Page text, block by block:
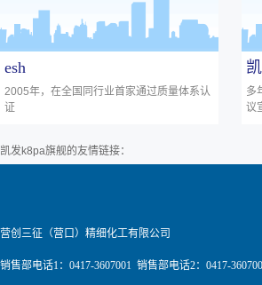
esh
2005年，在全国同行业首家通过质量体系认
证
多
议
凯发k8pa旗舰的友情链接：
营创三征（营口）精细化工有限公司
销售部电话1：0417-3607001 销售部电话2：0417-